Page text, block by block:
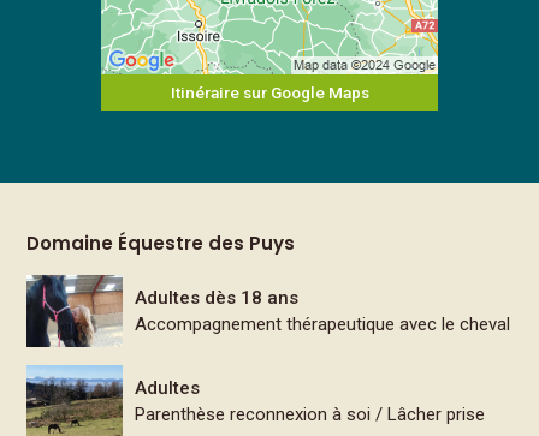
Itinéraire sur Google Maps
Domaine Équestre des Puys
Adultes dès 18 ans
Accompagnement thérapeutique avec le cheval
Adultes
Parenthèse reconnexion à soi / Lâcher prise